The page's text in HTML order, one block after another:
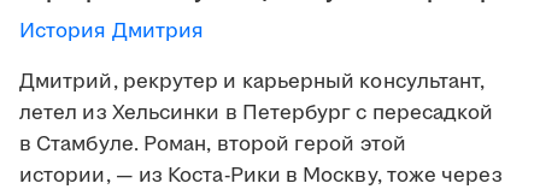
История Дмитрия
Дмитрий, рекрутер и карьерный консультант,
летел из Хельсинки в Петербург с пересадкой
в Стамбуле. Роман, второй герой этой
истории, — из Коста-Рики в Москву, тоже через